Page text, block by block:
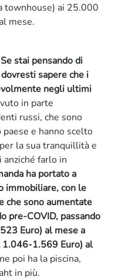
townhouse) ai 25.000
mese.
Se stai pensando di
sapere che i
negli ultimi
in parte
russi, che sono
e hanno scelto
la sua tranquillità e
farlo in
ha portato a
immobiliare, con le
sono aumentate
pre-COVID, passando
Euro) al mese a
1.569 Euro) al
poi ha la piscina,
in più.